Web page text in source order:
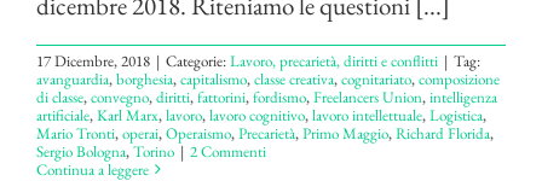
17 Dicembre, 2018 | Categorie:Lavoro, precarietà, diritti e conflitti | Tag:
avanguardia,borghesia,capitalismo,classe creativa,cognitariato,composizione
di classe,convegno,diritti,fattorini,fordismo,Freelancers Union,intelligenza
artificiale,Karl Marx,lavoro,lavoro cognitivo,lavoro intellettuale,Logistica,
Mario Tronti,operai,Operaismo,Precarietà,Primo Maggio,Richard Florida,
Sergio Bologna,Torino | 2 Commenti
Continua a leggere